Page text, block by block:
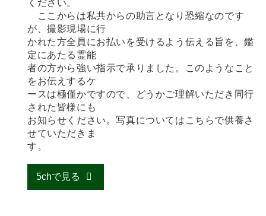
ください。
ここからは私共からの助言となり恐縮なのです
が、撮影現場に行
かれた方全員にお払いを受けるよう伝える旨を、鑑
定にあたる霊能
者の方から強い指示で承りました。このようなこと
をお伝えするケ
ースは極僅かですので、どうかご理解いただき同行
された皆様にも
お知らせください。写真についてはこちらで供養さ
せていただきま
す。
5chで見る